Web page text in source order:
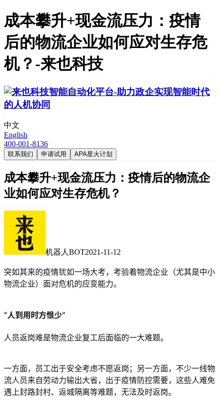
成本攀升+现金流压力：疫情
后的物流企业如何应对生存危
机？-来也科技
中文
English
400-001-8136
联系我们 申请试用 APA星火计划
成本攀升+现金流压力：疫情后的物流企
业如何应对生存危机？
机器人BOT2021-11-12
突如其来的疫情犹如一场大考，考验着物流企业（尤其是中小
物流企业）面对危机的应变能力。
“人到用时方恨少”
人员返岗难是物流企业复工后面临的一大难题。
一方面，员工出于安全考虑不愿返岗；另一方面，不少一线物
流人员来自劳动力输出大省，出于疫情防控需要，这些人难免
遇上封路封村、返城隔离等难题，无法及时返岗。